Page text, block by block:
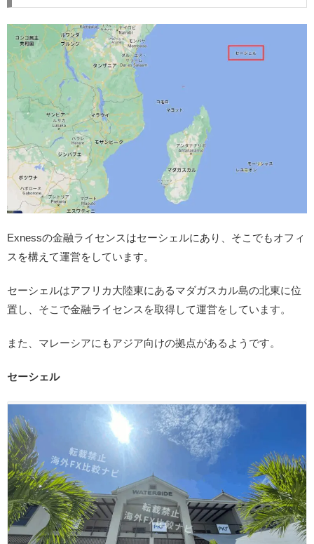
Exnessの金融ライセンスはセーシェルにあり、そこでもオフィ
スを構えて運営をしています。
セーシェルはアフリカ大陸東にあるマダガスカル島の北東に位
置し、そこで金融ライセンスを取得して運営をしています。
また、マレーシアにもアジア向けの拠点があるようです。
セーシェル